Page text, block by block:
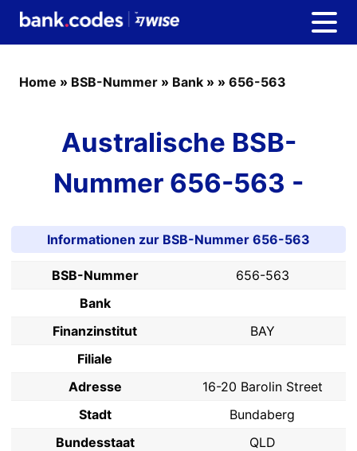
Home » BSB-Nummer » Bank » » 656-563
Australische BSB-
Nummer 656-563 -
Informationen zur BSB-Nummer 656-563
BSB-Nummer
656-563
Bank
Finanzinstitut
BAY
Filiale
Adresse
16-20 Barolin Street
Stadt
Bundaberg
Bundesstaat
QLD